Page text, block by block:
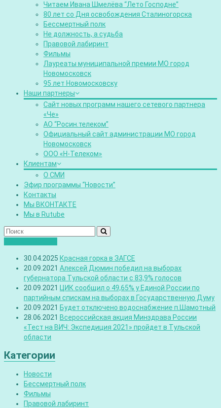
Читаем Ивана Шмелёва “Лето Господне”
80 лет со Дня освобождения Сталиногорска
Бессмертный полк
Не должность, а судьба
Правовой лабиринт
Фильмы
Лауреаты муниципальной премии МО город
Новомосковск
95 лет Новомосковску
Наши партнеры
Сайт новых программ нашего сетевого партнера
«Че»
АО “Росин.телеком”
Официальный сайт администрации МО город
Новомосковск
ООО «Н-Телеком»
Клиентам
О СМИ
Эфир программы “Новости”
Контакты
Мы ВКОНТАКТЕ
Мы в Rutube
30.04.2025 Красная горка в ЗАГСЕ
20.09.2021 Алексей Дюмин победил на выборах
губернатора Тульской области с 83,9% голосов
20.09.2021 ЦИК сообщил о 49,65% у Единой России по
партийным спискам на выборах в Государственную Думу
20.09.2021 Будет отключено водоснабжение п.Шамотный
28.06.2021 Всероссийская акция Минздрава России
«Тест на ВИЧ: Экспедиция 2021» пройдет в Тульской
области
Категории
Новости
Бессмертный полк
Фильмы
Правовой лабиринт